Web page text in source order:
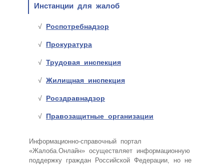
Инстанции для жалоб
Роспотребнадзор
Прокуратура
Трудовая инспекция
Жилищная инспекция
Росздравнадзор
Правозащитные организации
Информационно-справочный портал
«Жалоба.Онлайн» осуществляет информационную
поддержку граждан Российской Федерации, но не